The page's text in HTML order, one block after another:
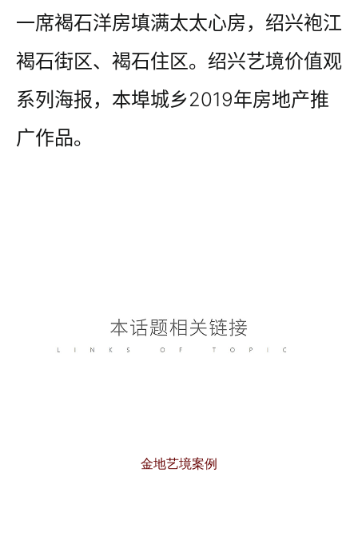
一席褐石洋房填满太太心房，绍兴袍江
褐石街区、褐石住区。绍兴艺境价值观
系列海报，本埠城乡2019年房地产推
广作品。
金地艺境案例